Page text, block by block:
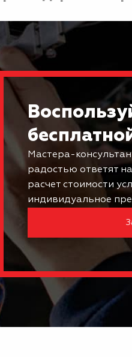
Мастера-
радостью ответят
расчет стоимости
индивидуальное